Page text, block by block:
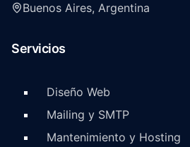
Buenos Aires, Argentina
Servicios
Diseño Web
Mailing y SMTP
Mantenimiento y Hosting